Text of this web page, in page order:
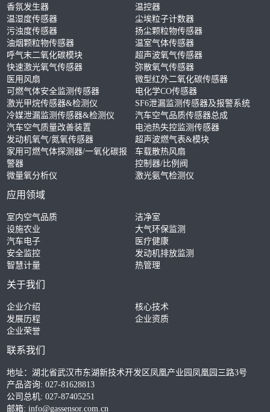
香氛发生器
温控器
温湿度传感器
尘埃粒子计数器
污浊度传感器
扬尘颗粒物传感器
油烟颗粒物传感器
温室气体传感器
呼气末二氧化碳模块
超声波氧气传感器
快速激光氧气传感器
弥散氧气传感器
医用风扇
微型红外二氧化碳传感器
可燃气体安全监测传感器
电化学CO传感器
激光甲烷传感器&检测仪
SF6泄漏监测传感器及报警系统
冷媒泄漏监测传感器&检测仪
汽车空气品质传感器总成
汽车空气质量改善装置
电池热失控监测传感器
发动机氧气/氮氧传感器
超声波燃气表&模块
家用可燃气体探测器/一氧化碳报
警器
车载散热风扇
控制器/比例阀
微量氧分析仪
激光氨气检测仪
应用领域
室内空气品质
洁净室
设施农业
大气环保监测
汽车电子
医疗健康
安全监控
发动机排放监测
智慧计量
热管理
关于我们
企业介绍
核心技术
发展历程
企业资质
企业荣誉
联系我们
地址：湖北省武汉市东湖新技术开发区凤凰产业园凤凰园三路3号
产品咨询: 027-81628813
公司总机: 027-87405251
邮箱:info@gassensor.com.cn